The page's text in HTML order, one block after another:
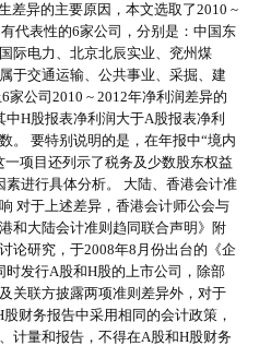
差异的主要原因，本文选取了2010 ~
代表性的6家公司，分别是：中国东
际电力、北京北辰实业、兖州煤
于交通运输、公共事业、采掘、建
家公司2010 ~ 2012年净利润差异的
H股报表净利润大于A股报表净利
。 要特别说明的是，在年报中“境内
项目还列示了税务及少数股东权益
素进行具体分析。 大陆、香港会计准
对于上述差异，香港会计师公会与
和大陆会计准则趋同联合声明》附
论研究，于2008年8月份出台的《企
发行A股和H股的上市公司，除部
关联方披露两项准则差异外，对于
财务报告中采用相同的会计政策，
计量和报告，不得在A股和H股财务